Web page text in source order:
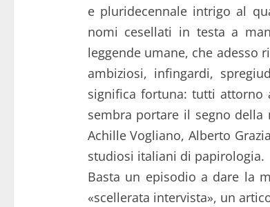
e pluridecennale intrigo al
nomi cesellati in testa a
leggende umane, che
ambiziosi, infingardi,
significa fortuna: tutti attorno
sembra portare il segno
Achille Vogliano, Alberto
studiosi italiani di papirologia.
Basta un episodio a dare la
«scellerata intervista», un